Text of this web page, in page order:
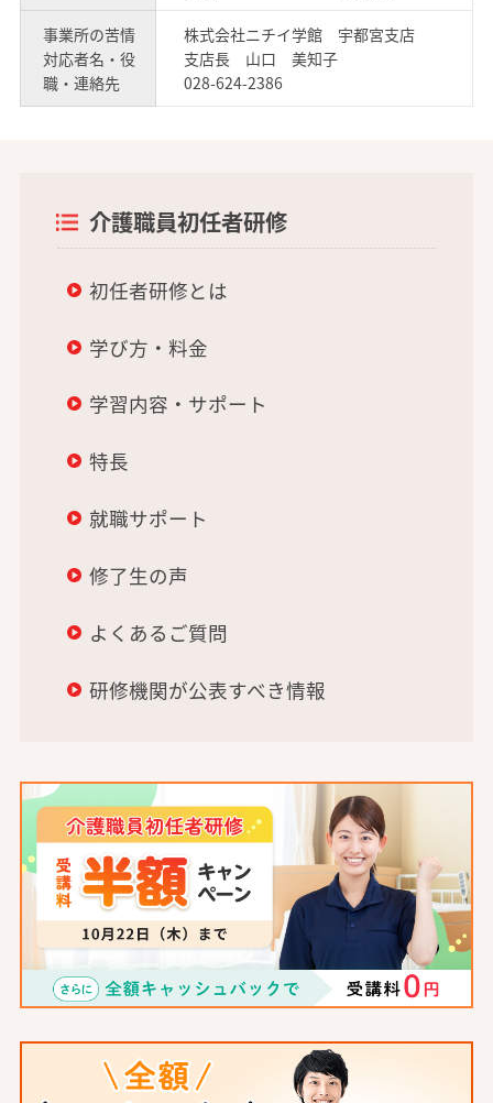
事業所の苦情
対応者名・役
職・連絡先
株式会社ニチイ学館 宇都宮支店
支店長 山口 美知子
028-624-2386
介護職員初任者研修
初任者研修とは
学び方・料金
学習内容・サポート
特長
就職サポート
修了生の声
よくあるご質問
研修機関が公表すべき情報